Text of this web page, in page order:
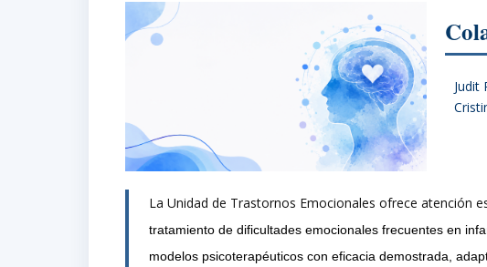
Judit
La Unidad de Trastornos Emocionales ofrece atención
tratamiento de dificultades emocionales frecuentes en
modelos psicoterapéuticos con eficacia demostrada,